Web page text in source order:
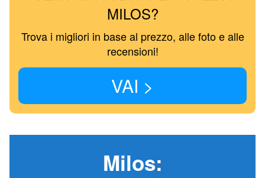
MILOS?
Trova i migliori in base al prezzo, alle foto e alle
recensioni!
VAI >
Milos: